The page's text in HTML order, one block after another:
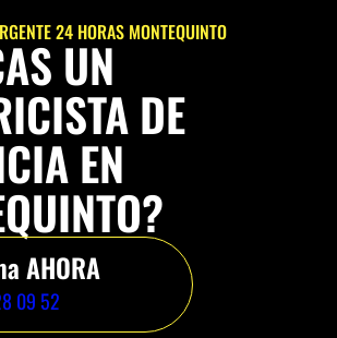
24 HORAS MONTEQUINTO
UN
DE
EN
AHORA
09 52